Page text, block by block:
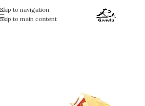
Skip to navigation
Skip to main content